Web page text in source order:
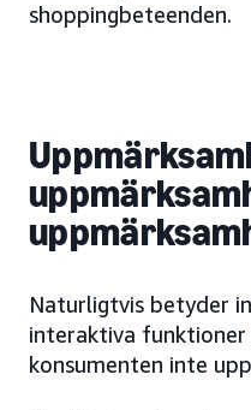
shoppingbeteenden.
Naturligtvis betyder
interaktiva
konsumenten inte